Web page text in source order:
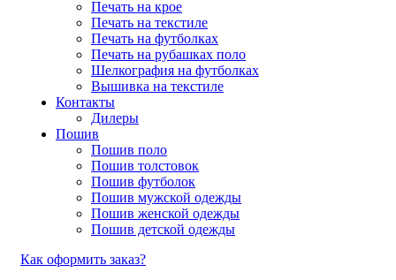
Печать на крое
Печать на текстиле
Печать на футболках
Печать на рубашках поло
Шелкография на футболках
Вышивка на текстиле
Контакты
Дилеры
Пошив
Пошив поло
Пошив толстовок
Пошив футболок
Пошив мужской одежды
Пошив женской одежды
Пошив детской одежды
Как оформить заказ?